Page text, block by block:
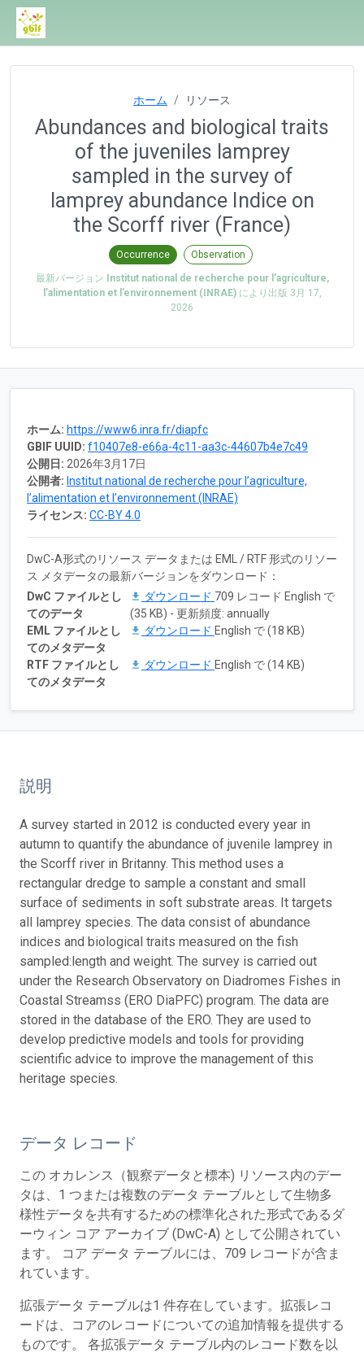
ホーム リソース
Abundances and biological traits
of the juveniles lamprey
sampled in the survey of
lamprey abundance Indice on
the Scorff river (France)
Occurrence Observation
最新バージョン Institut national de recherche pour l’agriculture,
l’alimentation et l’environnement (INRAE)により出版 3月 17,
2026
ホーム: https://www6.inra.fr/diapfc
GBIF UUID: f10407e8-e66a-4c11-aa3c-44607b4e7c49
公開日: 2026年3月17日
公開者: Institut national de recherche pour l’agriculture,
l’alimentation et l’environnement (INRAE)
ライセンス: CC-BY 4.0
DwC-A形式のリソース データまたは EML / RTF 形式のリソー
ス メタデータの最新バージョンをダウンロード：
DwC ファイルとし
てのデータ
ダウンロード 709 レコード English で
(35 KB) - 更新頻度: annually
EML ファイルとし
てのメタデータ
ダウンロード English で (18 KB)
RTF ファイルとし
てのメタデータ
ダウンロード English で (14 KB)
説明
A survey started in 2012 is conducted every year in
autumn to quantify the abundance of juvenile lamprey in
the Scorff river in Britanny. This method uses a
rectangular dredge to sample a constant and small
surface of sediments in soft substrate areas. It targets
all lamprey species. The data consist of abundance
indices and biological traits measured on the fish
sampled:length and weight. The survey is carried out
under the Research Observatory on Diadromes Fishes in
Coastal Streamss (ERO DiaPFC) program. The data are
stored in the database of the ERO. They are used to
develop predictive models and tools for providing
scientific advice to improve the management of this
heritage species.
データ レコード
この オカレンス（観察データと標本) リソース内のデー
タは、1 つまたは複数のデータ テーブルとして生物多
様性データを共有するための標準化された形式であるダ
ーウィン コア アーカイブ (DwC-A) として公開されてい
ます。 コア データ テーブルには、709 レコードが含ま
れています。
拡張データ テーブルは1 件存在しています。拡張レコ
ードは、コアのレコードについての追加情報を提供する
ものです。 各拡張データ テーブル内のレコード数を以